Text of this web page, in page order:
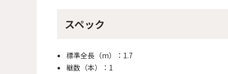
スペック
標準全長（m）：1.7
継数（本）：1